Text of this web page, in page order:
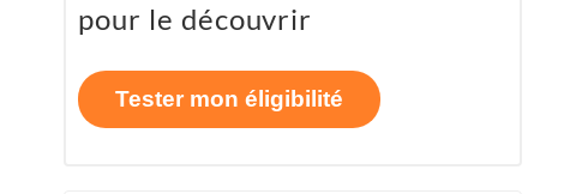
pour le découvrir
Tester mon éligibilité